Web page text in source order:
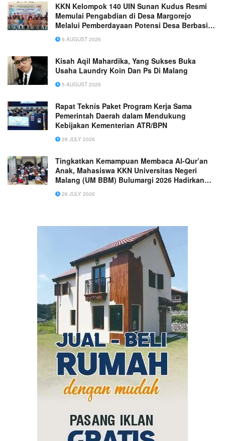
KKN Kelompok 140 UIN Sunan Kudus Resmi
Memulai Pengabdian di Desa Margorejo
Melalui Pemberdayaan Potensi Desa Berbasis
Ekoteologi
6 AUGUST 2026
Kisah Aqil Mahardika, Yang Sukses Buka
Usaha Laundry Koin Dan Ps Di Malang
5 AUGUST 2026
Rapat Teknis Paket Program Kerja Sama
Pemerintah Daerah dalam Mendukung
Kebijakan Kementerian ATR/BPN
28 JULY 2026
Tingkatkan Kemampuan Membaca Al-Qur’an
Anak, Mahasiswa KKN Universitas Negeri
Malang (UM BBM) Bulumargi 2026 Hadirkan
Program BINTANG KEMLAGI
26 JULY 2026